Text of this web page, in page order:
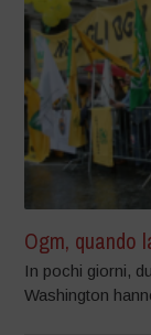
Ogm, quando
In pochi giorni,
Washington